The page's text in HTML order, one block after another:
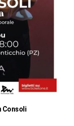
Consoli